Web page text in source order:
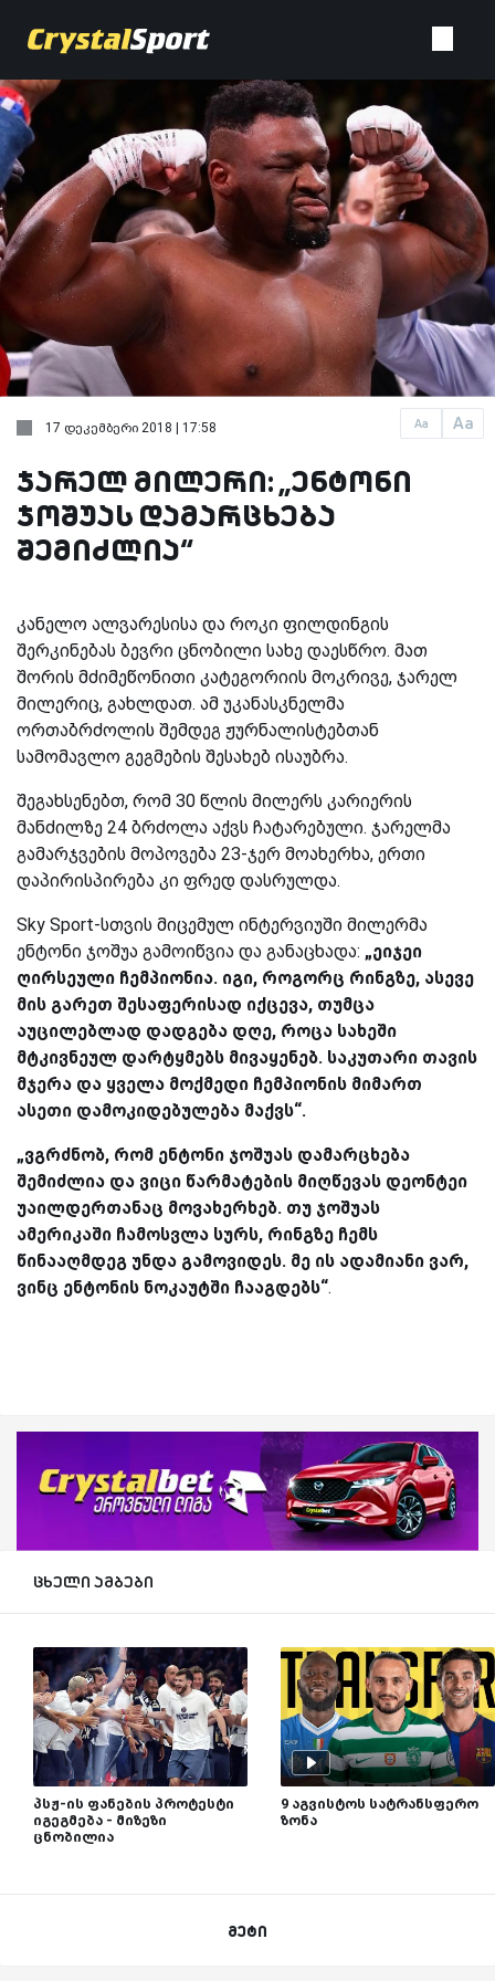
Aa Aa
17 დეკემბერი 2018 | 17:58
ჯარელ მილერი: „ენტონი
ჯოშუას დამარცხება
შემიძლია“
კანელო ალვარესისა და როკი ფილდინგის
შერკინებას ბევრი ცნობილი სახე დაესწრო. მათ
შორის მძიმეწონითი კატეგორიის მოკრივე, ჯარელ
მილერიც, გახლდათ. ამ უკანასკნელმა
ორთაბრძოლის შემდეგ ჟურნალისტებთან
სამომავლო გეგმების შესახებ ისაუბრა.
შეგახსენებთ, რომ 30 წლის მილერს კარიერის
მანძილზე 24 ბრძოლა აქვს ჩატარებული. ჯარელმა
გამარჯვების მოპოვება 23-ჯერ მოახერხა, ერთი
დაპირისპირება კი ფრედ დასრულდა.
Sky Sport-სთვის მიცემულ ინტერვიუში მილერმა
ენტონი ჯოშუა გამოიწვია და განაცხადა: „ეიჯეი
ღირსეული ჩემპიონია. იგი, როგორც რინგზე, ასევე
მის გარეთ შესაფერისად იქცევა, თუმცა
აუცილებლად დადგება დღე, როცა სახეში
მტკივნეულ დარტყმებს მივაყენებ. საკუთარი თავის
მჯერა და ყველა მოქმედი ჩემპიონის მიმართ
ასეთი დამოკიდებულება მაქვს“.
„ვგრძნობ, რომ ენტონი ჯოშუას დამარცხება
შემიძლია და ვიცი წარმატების მიღწევას დეონტეი
უაილდერთანაც მოვახერხებ. თუ ჯოშუას
ამერიკაში ჩამოსვლა სურს, რინგზე ჩემს
წინააღმდეგ უნდა გამოვიდეს. მე ის ადამიანი ვარ,
ვინც ენტონის ნოკაუტში ჩააგდებს“.
ცხელი ამბები
პსჟ-ის ფანების პროტესტი
იგეგმება - მიზეზი
ცნობილია
9 აგვისტოს სატრანსფერო
ზონა
მეტი